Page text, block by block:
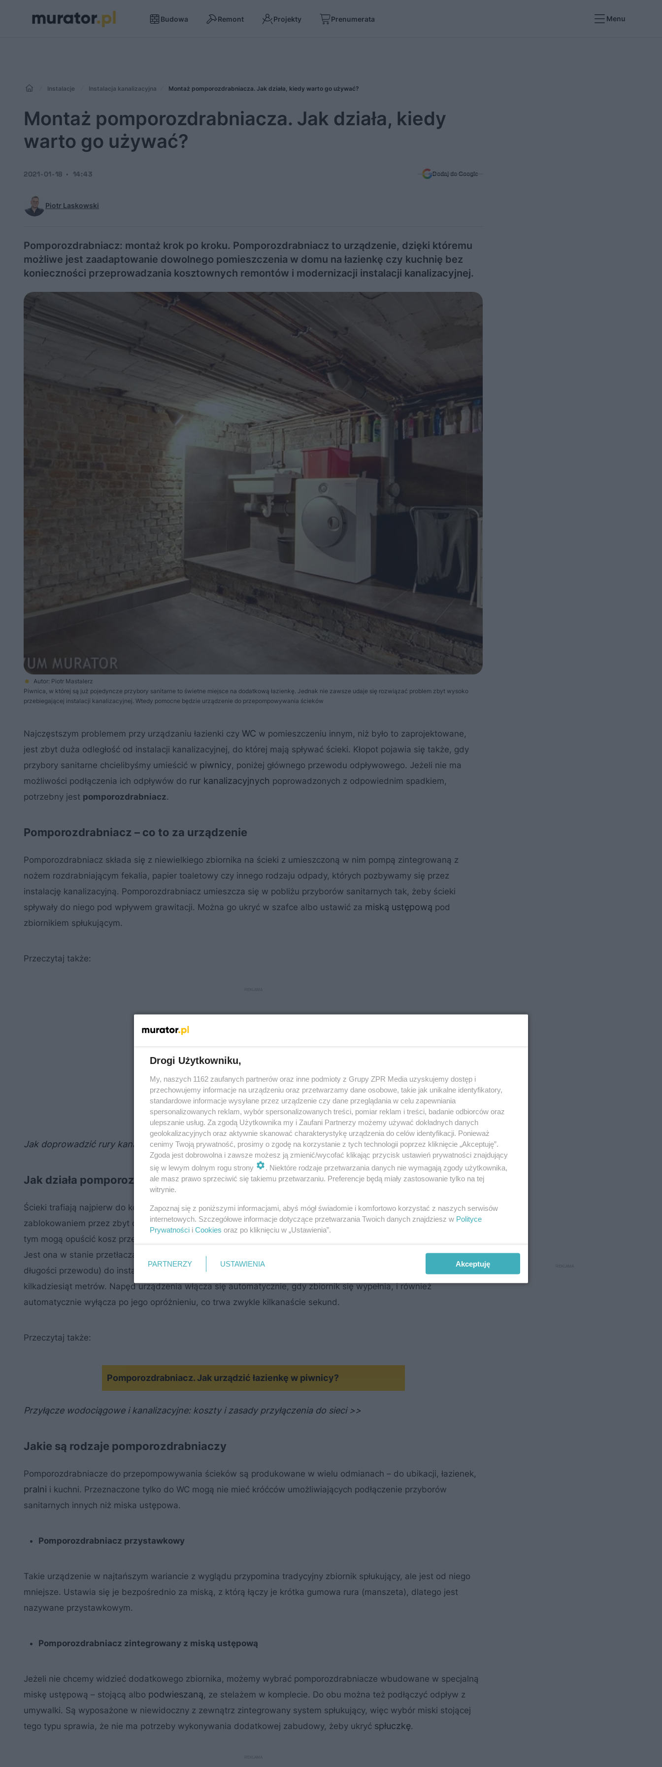
Budowa Remont Projekty Prenumerata Menu
Instalacje Instalacja kanalizacyjna Montaż pomporozdrabniacza. Jak działa, kiedy warto go używać?
Montaż pomporozdrabniacza. Jak działa, kiedy
warto go używać?
Piotr Laskowski
2021-01-18 14:43 Dodaj do Google
Pomporozdrabniacz: montaż krok po kroku. Pomporozdrabniacz to urządzenie, dzięki któremu
możliwe jest zaadaptowanie dowolnego pomieszczenia w domu na łazienkę czy kuchnię bez
konieczności przeprowadzania kosztownych remontów i modernizacji instalacji kanalizacyjnej.
Autor: Piotr Mastalerz
Piwnica, w której są już pojedyncze przybory sanitarne to świetne miejsce na dodatkową łazienkę. Jednak nie zawsze udaje się rozwiązać problem zbyt wysoko
przebiegającej instalacji kanalizacyjnej. Wtedy pomocne będzie urządzenie do przepompowywania ścieków
Najczęstszym problemem przy urządzaniu łazienki czy WC w pomieszczeniu innym, niż było to zaprojektowane,
jest zbyt duża odległość od instalacji kanalizacyjnej, do której mają spływać ścieki. Kłopot pojawia się także, gdy
przybory sanitarne chcielibyśmy umieścić w piwnicy, poniżej głównego przewodu odpływowego. Jeżeli nie ma
możliwości podłączenia ich odpływów do rur kanalizacyjnych poprowadzonych z odpowiednim spadkiem,
potrzebny jest pomporozdrabniacz.
Pomporozdrabniacz – co to za urządzenie
Pomporozdrabniacz składa się z niewielkiego zbiornika na ścieki z umieszczoną w nim pompą zintegrowaną z
nożem rozdrabniającym fekalia, papier toaletowy czy innego rodzaju odpady, których pozbywamy się przez
instalację kanalizacyjną. Pomporozdrabniacz umieszcza się w pobliżu przyborów sanitarnych tak, żeby ścieki
spływały do niego pod wpływem grawitacji. Można go ukryć w szafce albo ustawić za miską ustępową pod
zbiornikiem spłukującym.
Przeczytaj także:
Jak doprowadzić rury kanalizacyjne do urządzeń sanitarnych w łazience? >>
Jak działa pomporozdrabniacz
Ścieki trafiają najpierw do kosza znajdującego się w zbiorniku pomporozdrabniacza. Chroni on pompę przed
zablokowaniem przez zbyt duże zanieczyszczenia. W koszu jest wirujące ostrze, które je rozdrabnia. Dopiero po
tym mogą opuścić kosz przez jego drobne otwory, mieszając się z wodą w zbiorniku. Stamtąd wysysa je pompa.
Jest ona w stanie przetłaczać ścieki przewodem o średnicy 22-40 mm (w zależności od wydajności pompy i
długości przewodu) do instalacji kanalizacyjnej znajdującej się kilka metrów wyżej, a przy tym odległej nawet o
kilkadziesiąt metrów. Napęd urządzenia włącza się automatycznie, gdy zbiornik się wypełnia, i również
automatycznie wyłącza po jego opróżnieniu, co trwa zwykle kilkanaście sekund.
Przeczytaj także:
Pomporozdrabniacz. Jak urządzić łazienkę w piwnicy?
Przyłącze wodociągowe i kanalizacyjne: koszty i zasady przyłączenia do sieci >>
Jakie są rodzaje pomporozdrabniaczy
Pomporozdrabniacze do przepompowywania ścieków są produkowane w wielu odmianach – do ubikacji, łazienek,
pralni i kuchni. Przeznaczone tylko do WC mogą nie mieć króćców umożliwiających podłączenie przyborów
sanitarnych innych niż miska ustępowa.
Pomporozdrabniacz przystawkowy
Takie urządzenie w najtańszym wariancie z wyglądu przypomina tradycyjny zbiornik spłukujący, ale jest od niego
mniejsze. Ustawia się je bezpośrednio za miską, z którą łączy je krótka gumowa rura (manszeta), dlatego jest
nazywane przystawkowym.
Pomporozdrabniacz zintegrowany z miską ustępową
Jeżeli nie chcemy widzieć dodatkowego zbiornika, możemy wybrać pomporozdrabniacze wbudowane w specjalną
miskę ustępową – stojącą albo podwieszaną, ze stelażem w komplecie. Do obu można też podłączyć odpływ z
umywalki. Są wyposażone w niewidoczny z zewnątrz zintegrowany system spłukujący, więc wybór miski stojącej
tego typu sprawia, że nie ma potrzeby wykonywania dodatkowej zabudowy, żeby ukryć spłuczkę.
Drogi Użytkowniku,
My, naszych 1162 zaufanych partnerów oraz inne podmioty z Grupy ZPR Media uzyskujemy dostęp i
przechowujemy informacje na urządzeniu oraz przetwarzamy dane osobowe, takie jak unikalne identyfikatory,
standardowe informacje wysyłane przez urządzenie czy dane przeglądania w celu zapewniania
spersonalizowanych reklam, wybór spersonalizowanych treści, pomiar reklam i treści, badanie odbiorców oraz
ulepszanie usług. Za zgodą Użytkownika my i Zaufani Partnerzy możemy używać dokładnych danych
geolokalizacyjnych oraz aktywnie skanować charakterystykę urządzenia do celów identyfikacji. Ponieważ
cenimy Twoją prywatność, prosimy o zgodę na korzystanie z tych technologii poprzez kliknięcie „Akceptuję”.
Zgoda jest dobrowolna i zawsze możesz ją zmienić/wycofać klikając przycisk ustawień prywatności znajdujący
się w lewym dolnym rogu strony
. Niektóre rodzaje przetwarzania danych nie wymagają zgody użytkownika,
ale masz prawo sprzeciwić się takiemu przetwarzaniu. Preferencje będą miały zastosowanie tylko na tej
witrynie.
Zapoznaj się z poniższymi informacjami, abyś mógł świadomie i komfortowo korzystać z naszych serwisów
internetowych. Szczegółowe informacje dotyczące przetwarzania Twoich danych znajdziesz w Polityce
Prywatności i Cookies oraz po kliknięciu w „Ustawienia”.
PARTNERZY USTAWIENIA Akceptuję